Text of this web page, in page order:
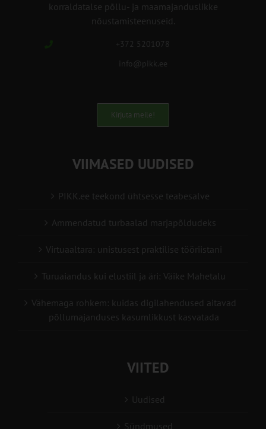
korraldatalse põllu- ja maamajanduslikke
nõustamisteenuseid.
+372 5201078
info@pikk.ee
Kirjuta meile!
VIIMASED UUDISED
PIKK.ee teekond ühtsesse teabesalve
Ammendatud turbaalad marjapõldudeks
Virtuaaltara: unistusest praktilise tööriistani
Turuaiandus kui elustiil ja äri: Väike Mahetalu
Vähemaga rohkem: kuidas digilahendused aitavad
põllumajanduses kasumlikkust kasvatada
VIITED
Uudised
Sündmused